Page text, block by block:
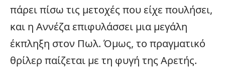
πάρει πίσω τις μετοχές που είχε πουλήσει,
και η Αννέζα επιφυλάσσει μια μεγάλη
έκπληξη στον Πωλ. Όμως, το πραγματικό
θρίλερ παίζεται με τη φυγή της Αρετής.